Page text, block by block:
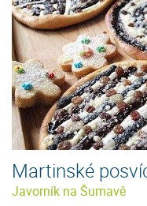
Martinské
Javorník na Šumavě